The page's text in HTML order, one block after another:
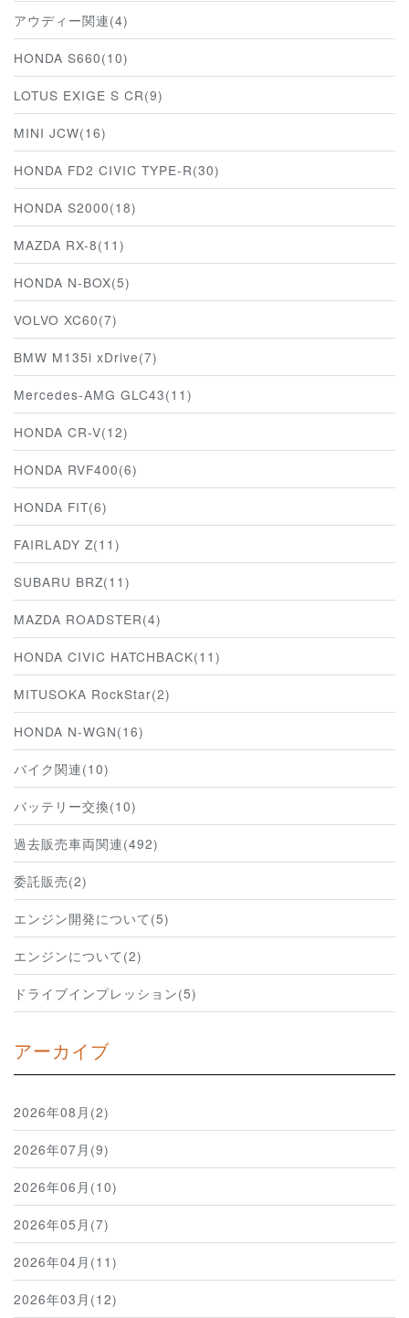
アウディー関連(4)
HONDA S660(10)
LOTUS EXIGE S CR(9)
MINI JCW(16)
HONDA FD2 CIVIC TYPE-R(30)
HONDA S2000(18)
MAZDA RX-8(11)
HONDA N-BOX(5)
VOLVO XC60(7)
BMW M135i xDrive(7)
Mercedes-AMG GLC43(11)
HONDA CR-V(12)
HONDA RVF400(6)
HONDA FIT(6)
FAIRLADY Z(11)
SUBARU BRZ(11)
MAZDA ROADSTER(4)
HONDA CIVIC HATCHBACK(11)
MITUSOKA RockStar(2)
HONDA N-WGN(16)
バイク関連(10)
バッテリー交換(10)
過去販売車両関連(492)
委託販売(2)
エンジン開発について(5)
エンジンについて(2)
ドライブインプレッション(5)
アーカイブ
2026年08月(2)
2026年07月(9)
2026年06月(10)
2026年05月(7)
2026年04月(11)
2026年03月(12)